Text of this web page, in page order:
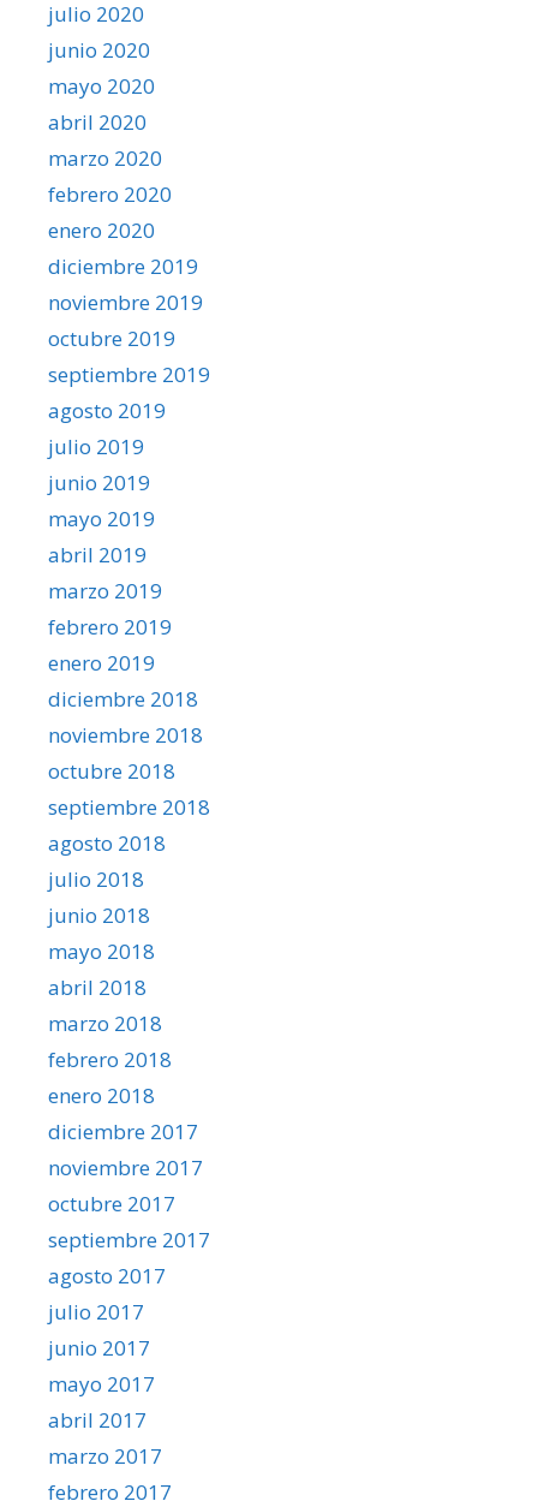
julio 2020
junio 2020
mayo 2020
abril 2020
marzo 2020
febrero 2020
enero 2020
diciembre 2019
noviembre 2019
octubre 2019
septiembre 2019
agosto 2019
julio 2019
junio 2019
mayo 2019
abril 2019
marzo 2019
febrero 2019
enero 2019
diciembre 2018
noviembre 2018
octubre 2018
septiembre 2018
agosto 2018
julio 2018
junio 2018
mayo 2018
abril 2018
marzo 2018
febrero 2018
enero 2018
diciembre 2017
noviembre 2017
octubre 2017
septiembre 2017
agosto 2017
julio 2017
junio 2017
mayo 2017
abril 2017
marzo 2017
febrero 2017